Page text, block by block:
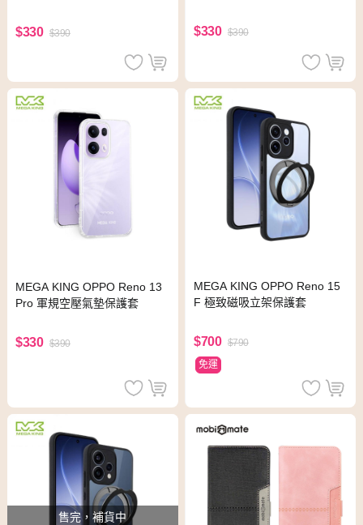
$330 $390 $330 $390
MEGA KING OPPO Reno 13
Pro 軍規空壓氣墊保護套
$330 $390
MEGA KING OPPO Reno 15
F 極致磁吸立架保護套
$700 $790
免運
售完，補貨中